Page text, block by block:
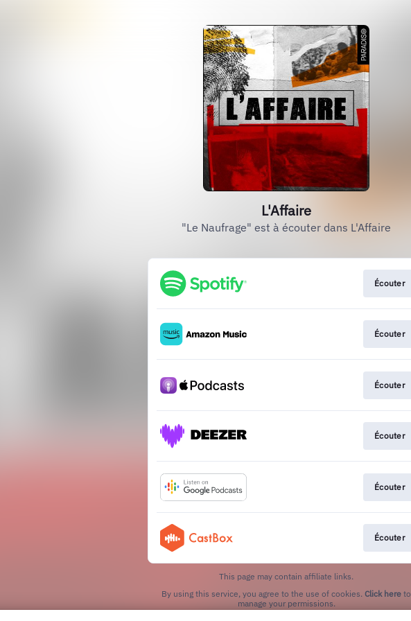
L'Affaire
"Le Naufrage" est à écouter dans L'Affaire
Écouter
Écouter
Écouter
Écouter
Écouter
Écouter
This page may contain affiliate links.
By using this service, you agree to the use of cookies. Click here to
manage your permissions.